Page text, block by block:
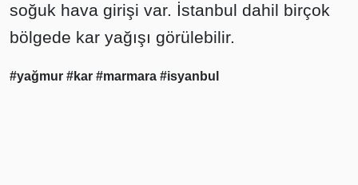
soğuk hava girişi var. İstanbul dahil birçok
bölgede kar yağışı görülebilir.
#yağmur #kar #marmara #isyanbul